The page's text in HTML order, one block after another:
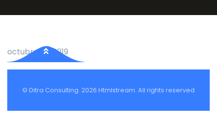
octubre 22, 2019
© Ditra Consulting. 2026 Htmlstream. All rights reserved